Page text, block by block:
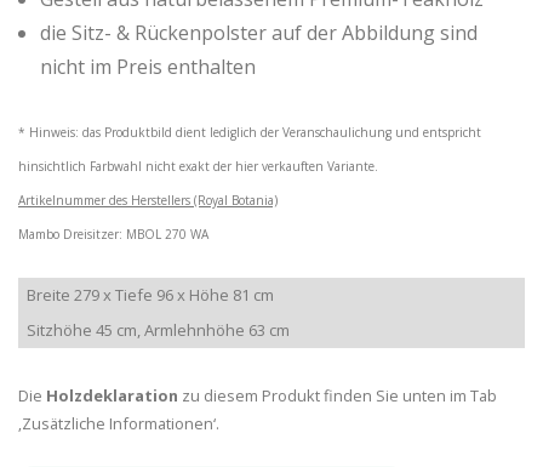
die Sitz- & Rückenpolster auf der Abbildung sind
nicht im Preis enthalten
* Hinweis: das Produktbild dient lediglich der Veranschaulichung und entspricht
hinsichtlich Farbwahl nicht exakt der hier verkauften Variante.
Artikelnummer des Herstellers (Royal Botania)
Mambo Dreisitzer: MBOL 270 WA
Breite 279 x Tiefe 96 x Höhe 81 cm
Sitzhöhe 45 cm, Armlehnhöhe 63 cm
Die Holzdeklaration zu diesem Produkt finden Sie unten im Tab
‚Zusätzliche Informationen‘.